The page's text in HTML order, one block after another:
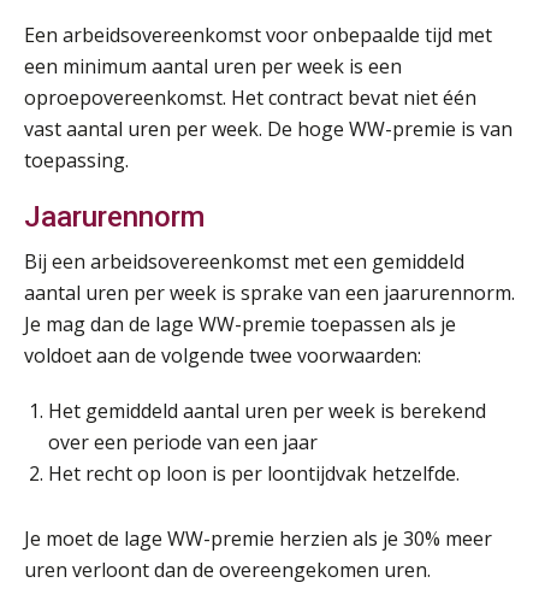
Een arbeidsovereenkomst voor onbepaalde tijd met
een minimum aantal uren per week is een
oproepovereenkomst. Het contract bevat niet één
vast aantal uren per week. De hoge WW-premie is van
toepassing.
Jaarurennorm
Bij een arbeidsovereenkomst met een gemiddeld
aantal uren per week is sprake van een jaarurennorm.
Je mag dan de lage WW-premie toepassen als je
voldoet aan de volgende twee voorwaarden:
Het gemiddeld aantal uren per week is berekend
over een periode van een jaar
Het recht op loon is per loontijdvak hetzelfde.
Je moet de lage WW-premie herzien als je 30% meer
uren verloont dan de overeengekomen uren.